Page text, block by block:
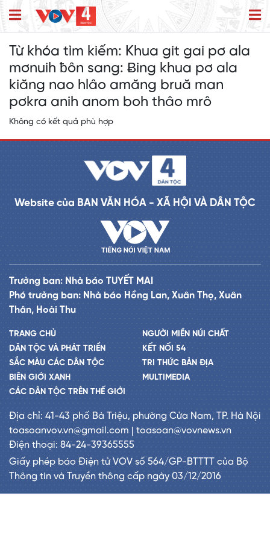
Từ khóa tìm kiếm: Khua git gai pơ ala
mơnuih ƀôn sang: Ƀing khua pơ ala
kiăng nao hlâo amăng bruă man
pơkra anih anom boh thâo mrô
Không có kết quả phù hợp
Website của BAN VĂN HÓA - XÃ HỘI VÀ DÂN TỘC
Trưởng ban: Nhà báo TUYẾT MAI
Phó trưởng ban: Nhà báo Hồng Lan, Xuân Thọ, Xuân
Thân, Hoài Thu
TRANG CHỦ
DÂN TỘC VÀ PHÁT TRIỂN
SẮC MÀU CÁC DÂN TỘC
BIÊN GIỚI XANH
CÁC DÂN TỘC TRÊN THẾ GIỚI
NGƯỜI MIỀN NÚI CHẤT
KẾT NỐI 54
TRI THỨC BẢN ĐỊA
MULTIMEDIA
Địa chỉ: 41-43 phố Bà Triệu, phường Cửa Nam, TP. Hà Nội
toasoanvov.vn@gmail.com | toasoan@vovnews.vn
Điện thoại: 84-24-39365555
Giấy phép báo Điện tử VOV số 564/GP-BTTTT của Bộ
Thông tin và Truyền thông cấp ngày 03/12/2016